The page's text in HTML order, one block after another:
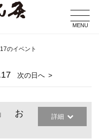
MENU
のイベント
次の日へ
」 お
詳細